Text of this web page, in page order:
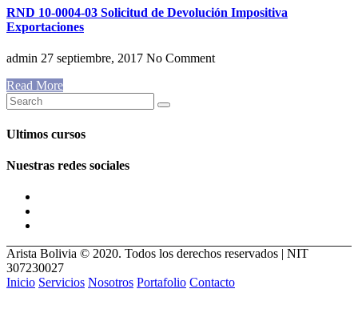
RND 10-0004-03 Solicitud de Devolución Impositiva
Exportaciones
admin 27 septiembre, 2017 No Comment
Read More
Ultimos cursos
Nuestras redes sociales
Arista Bolivia © 2020. Todos los derechos reservados | NIT
307230027
Inicio Servicios Nosotros Portafolio Contacto